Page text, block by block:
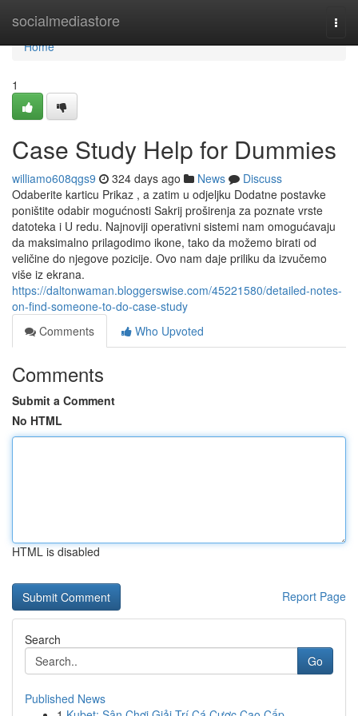
socialmediastore
Home
Home
1
Case Study Help for Dummies
williamo608qgs9 324 days ago News
Discuss
Odaberite karticu Prikaz , a zatim u odjeljku Dodatne postavke
poništite odabir mogućnosti Sakrij proširenja za poznate vrste
datoteka i U redu. Najnoviji operativni sistemi nam omogućavaju
da maksimalno prilagodimo ikone, tako da možemo birati od
veličine do njegove pozicije. Ovo nam daje priliku da izvučemo
više iz ekrana.
https://daltonwaman.bloggerswise.com/45221580/detailed-notes-
on-find-someone-to-do-case-study
Comments
Who Upvoted
Comments
Submit a Comment
No HTML
HTML is disabled
Report Page
Search
Go
Published News